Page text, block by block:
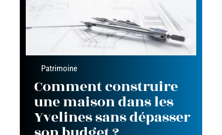
Patrimoine
Comment construire
une maison dans les
Yvelines sans dépasser